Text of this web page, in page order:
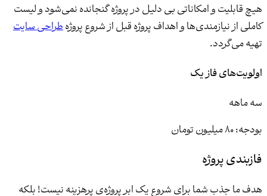
هیچ قابلیت و امکاناتی بی دلیل در پروژه گنجانده نمی‌شود و لیست
کاملی از نیازمندی‌ها و اهداف پروژه قبل از شروع پروژهطراحی سایت
تهیه می‌گردد.
اولویت‌های فاز یک
سه ماهه
بودجه: 80 میلیون تومان
فازبندی پروژه
هدف ما جذب شما برای شروع یک ابر پروژه‌ی پرهزینه نیست! بلکه